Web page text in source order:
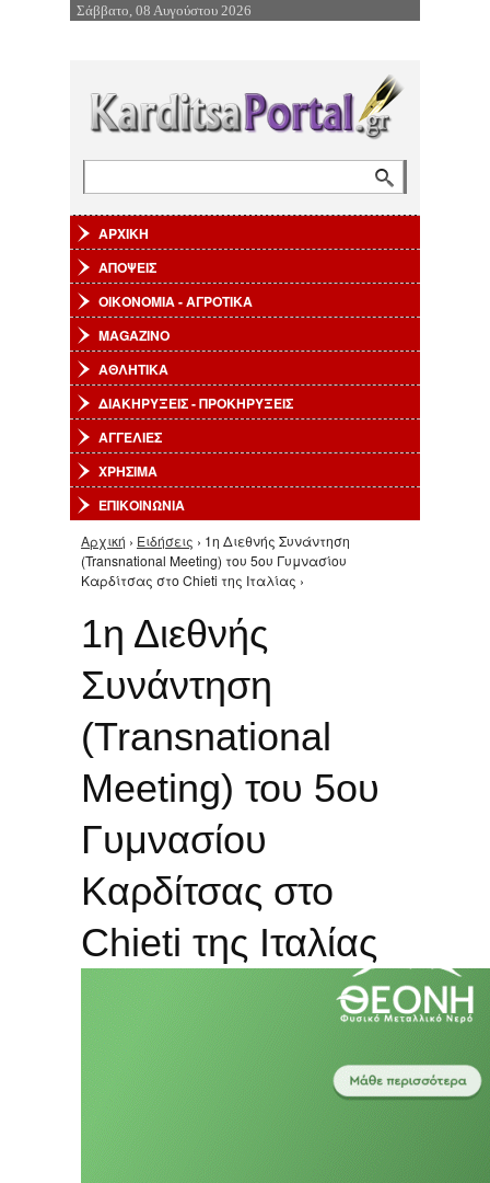
Επιστροφή στην Πλοήγηση
Σάββατο, 08 Αυγούστου 2026
ΑΡΧΙΚΗ
ΑΠΟΨΕΙΣ
ΟΙΚΟΝΟΜΙΑ - ΑΓΡΟΤΙΚΑ
MAGAZINO
ΑΘΛΗΤΙΚΑ
ΔΙΑΚΗΡΥΞΕΙΣ - ΠΡΟΚΗΡΥΞΕΙΣ
ΑΓΓΕΛΙΕΣ
ΧΡΗΣΙΜΑ
ΕΠΙΚΟΙΝΩΝΙΑ
Είστε εδώ
Αρχική › Ειδήσεις › 1η Διεθνής Συνάντηση
(Transnational Meeting) του 5ου Γυμνασίου
Καρδίτσας στο Chieti της Ιταλίας ›
1η Διεθνής
Συνάντηση
(Transnational
Meeting) του 5ου
Γυμνασίου
Καρδίτσας στο
Chieti της Ιταλίας